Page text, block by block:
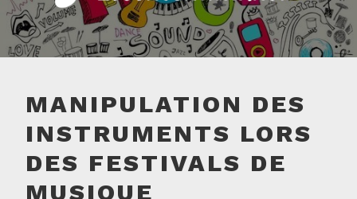
LESONCONTINU.NET
MANIPULATION DES
INSTRUMENTS LORS
DES FESTIVALS DE
MUSIQUE